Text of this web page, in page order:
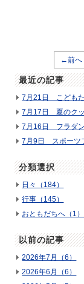
←前へ
最近の記事
7月21日 こどもた
7月17日 夏のクッ
7月16日 フラダ
7月9日 スポーツ
分類選択
日々（184）
行事（145）
おともだちへ（1）
以前の記事
2026年7月（6）
2026年6月（6）